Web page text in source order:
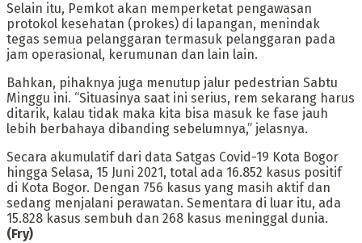
Selain itu, Pemkot akan memperketat pengawasan
protokol kesehatan (prokes) di lapangan, menindak
tegas semua pelanggaran termasuk pelanggaran pada
jam operasional, kerumunan dan lain lain.
Bahkan, pihaknya juga menutup jalur pedestrian Sabtu
Minggu ini. “Situasinya saat ini serius, rem sekarang harus
ditarik, kalau tidak maka kita bisa masuk ke fase jauh
lebih berbahaya dibanding sebelumnya,” jelasnya.
Secara akumulatif dari data Satgas Covid-19 Kota Bogor
hingga Selasa, 15 Juni 2021, total ada 16.852 kasus positif
di Kota Bogor. Dengan 756 kasus yang masih aktif dan
sedang menjalani perawatan. Sementara di luar itu, ada
15.828 kasus sembuh dan 268 kasus meninggal dunia.
(Fry)